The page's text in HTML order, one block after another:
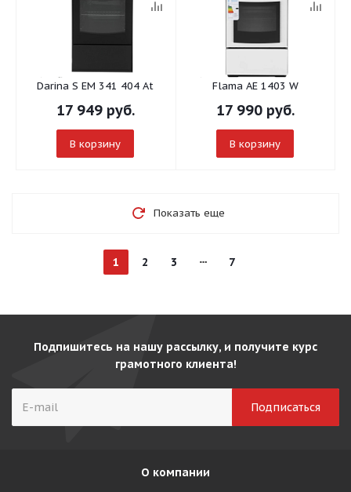
Darina S EM 341 404 At
17 949руб.
В корзину
Flama AE 1403 W
17 990руб.
В корзину
Показать еще
1 2 3 7
Подпишитесь на нашу рассылку, и получите курс
грамотного клиента!
О компании